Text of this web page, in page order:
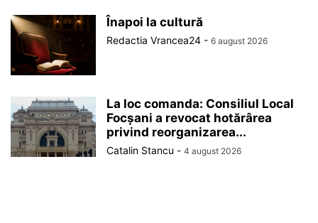
Înapoi la cultură
Redactia Vrancea24 - 6 august 2026
La loc comanda: Consiliul Local
Focșani a revocat hotărârea
privind reorganizarea...
Catalin Stancu - 4 august 2026